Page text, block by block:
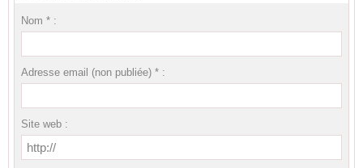
Nom * :
Adresse email (non publiée) * :
Site web :